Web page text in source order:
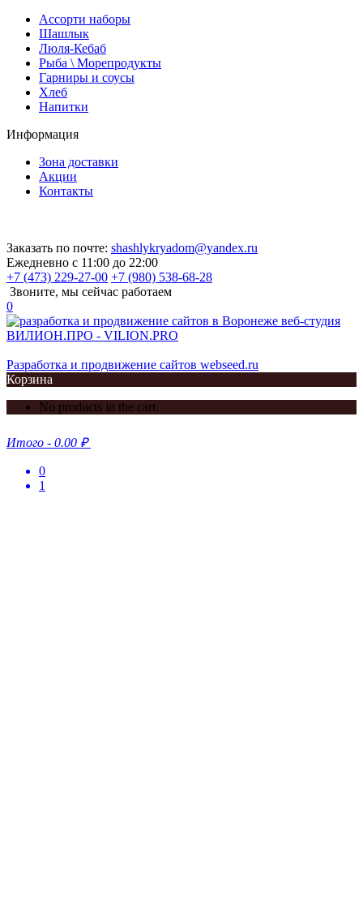
Ассорти наборы
Шашлык
Люля-Кебаб
Рыба \ Морепродукты
Гарниры и соусы
Хлеб
Напитки
Информация
Зона доставки
Акции
Контакты
Заказать по почте: shashlykryadom@yandex.ru
Ежедневно с 11:00 до 22:00
+7 (473) 229-27-00 +7 (980) 538-68-28
Звоните, мы сейчас работаем
0
Разработка и продвижение сайтов webseed.ru
Корзина
No products in the cart.
Итого - 0.00 ₽
0
1